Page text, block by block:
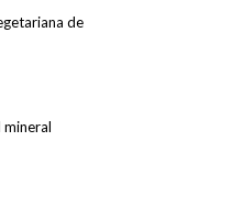
de
mineral